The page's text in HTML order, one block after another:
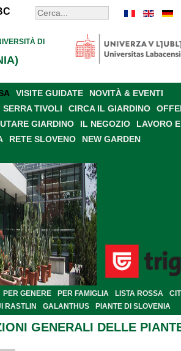
DI
VISITE GUIDATE
NOVITÀ & EVENTI
SERRA TIVOLI CIRCA IL GIARDINO
GIARDINO IL NEGOZIO
LAVORO
RETE SLOVENO NEW GARDEN
PER GENERE PER FAMIGLIA LISTA ROSSA
RASTLIN GALANTHUS PIANTE DI SLOVENIA
GENERALI DELLE